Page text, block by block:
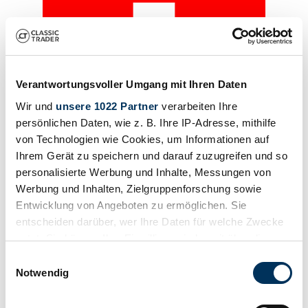
Verantwortungsvoller Umgang mit Ihren Daten
Wir und unsere 1022 Partner verarbeiten Ihre
persönlichen Daten, wie z. B. Ihre IP-Adresse, mithilfe
von Technologien wie Cookies, um Informationen auf
Ihrem Gerät zu speichern und darauf zuzugreifen und so
personalisierte Werbung und Inhalte, Messungen von
Werbung und Inhalten, Zielgruppenforschung sowie
Entwicklung von Angeboten zu ermöglichen. Sie
entscheiden darüber, wer Ihre Daten für welche Zwecke
nutzt. Sie können Ihre Einwilligung jederzeit über die
Trigger Symbol ändern oder widerrufen
Notwendig
Händler